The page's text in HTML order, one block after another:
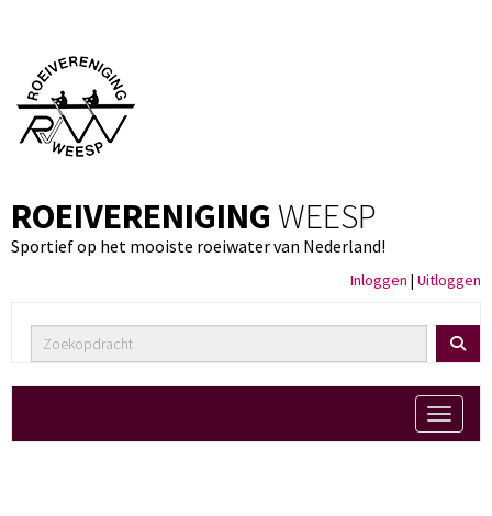
ROEIVERENIGING WEESP
Sportief op het mooiste roeiwater van Nederland!
Inloggen | Uitloggen
Toggle